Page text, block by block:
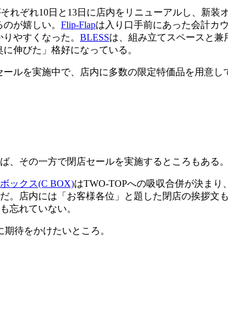
れぞれ10日と13日に店内をリニューアルし、新
が嬉しい。 Flip-Flapは入り口手前にあった会計カ
やすくなった。 BLESSは、組み立てスペースと
伸びた」格好になっている。
ルを実施中で、店内に多数の限定特価品を用意し
その一方で閉店セールを実施するところもある。
ックス(C BOX)はTWO-TOPへの吸収合併が決ま
。店内には「お客様各位」と題した閉店の挨拶文
忘れていない。
待をかけたいところ。